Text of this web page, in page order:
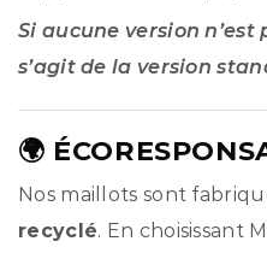
Si aucune version
s’agit de la version
🌍
Nos maillots sont
recyclé. En choisissant